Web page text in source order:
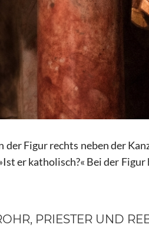
Figur rechts neben der
er katholisch?« Bei der
PRIESTER UND